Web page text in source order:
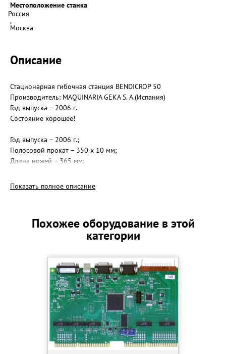
Местоположение станка
Россия
,
Москва
Описание
Стационарная гибочная станция BENDICROP 50
Производитель: MAQUINARIA GEKA S. A.(Испания)
Год выпуска – 2006 г.
Состояние хорошее!
Год выпуска – 2006 г.;
Полосовой прокат – 350 x 10 мм;
Длина ножей – 365 мм;
Рабочая высота – 810 мм;
Рубка профиля L 90° - 80 x 80 x 8 мм;
Угол – 100 мм;
Усилие пробивки – 500;
Зев – 177 мм;
Рабочая высота – 973 мм;
Сечение полосы при гибке – 100х10 мм;
Мотор – 3 кВт;
Вес нетто – 1000 кг.
Показать полное описание
Похожее оборудование в этой
категории